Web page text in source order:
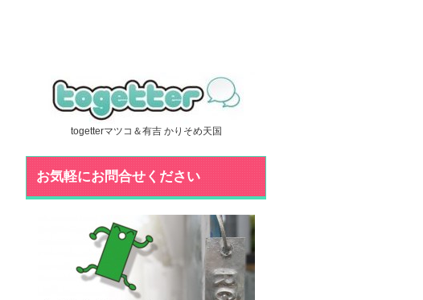
togetterマツコ＆有吉 かりそめ天国
お気軽にお問合せください